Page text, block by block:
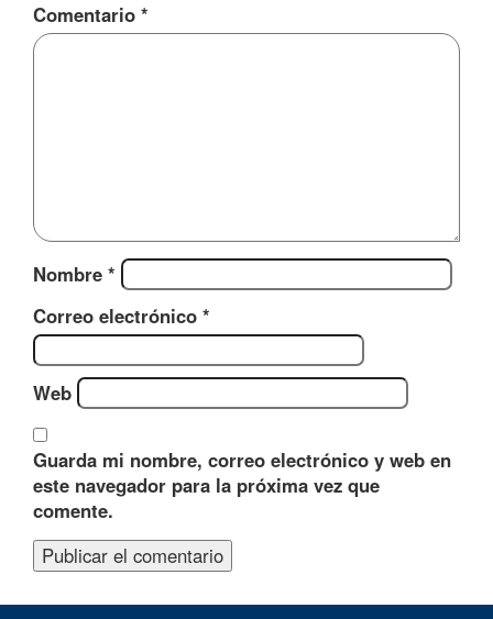
Comentario *
Nombre *
Correo electrónico *
Web
Guarda mi nombre, correo electrónico y web en
este navegador para la próxima vez que
comente.